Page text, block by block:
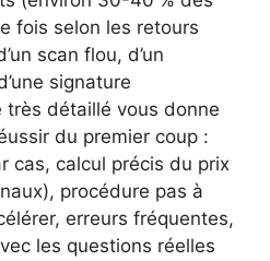
fois selon les retours
scan flou, d’un
signature
très détaillé vous donne
du premier coup :
cas, calcul précis du prix
procédure pas à
erreurs fréquentes,
les questions réelles